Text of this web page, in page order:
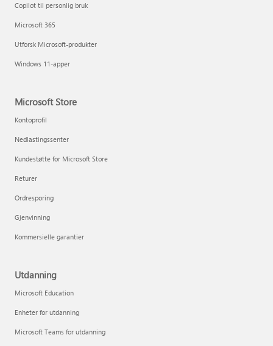
Copilot til personlig bruk
Microsoft 365
Utforsk Microsoft-produkter
Windows 11-apper
Microsoft Store
Kontoprofil
Nedlastingssenter
Kundestøtte for Microsoft Store
Returer
Ordresporing
Gjenvinning
Kommersielle garantier
Utdanning
Microsoft Education
Enheter for utdanning
Microsoft Teams for utdanning